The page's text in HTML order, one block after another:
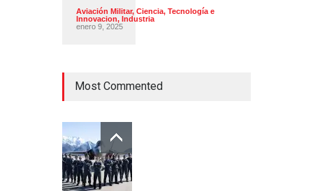
Aviación Militar, Ciencia, Tecnología e
Innovacion, Industria
enero 9, 2025
Most Commented